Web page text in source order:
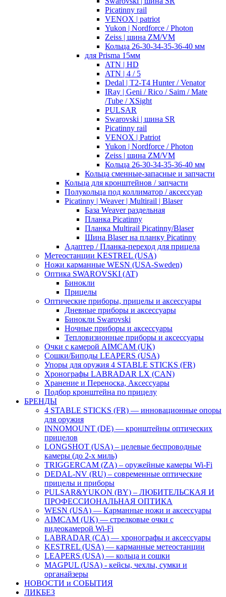
Picatinny rail
VENOX | patriot
Yukon | Nordforce / Photon
Zeiss | шина ZM/VM
Кольца 26-30-34-35-36-40 мм
для Prisma 15мм
ATN | HD
ATN | 4 / 5
Dedal | T2-T4 Hunter / Venator
IRay | Geni / Rico / Saim / Mate
/Tube / XSight
PULSAR
Swarovski | шина SR
Picatinny rail
VENOX | Patriot
Yukon | Nordforce / Photon
Zeiss | шина ZM/VM
Кольца 26-30-34-35-36-40 мм
Кольца сменные-запасные и запчасти
Кольца для кронштейнов / запчасти
Полукольца под коллиматор / аксессуар
Picatinny | Weaver | Multirail | Blaser
База Weaver раздельная
Планка Picatinny
Планка Multirail Picatinny/Blaser
Шина Blaser на планку Picatinny
Адаптер / Планка-переход для прицела
Метеостанции KESTREL (USA)
Ножи карманные WESN (USA-Sweden)
Оптика SWAROVSKI (AT)
Бинокли
Прицелы
Оптические приборы, прицелы и аксессуары
Дневные приборы и аксессуары
Бинокли Swarovski
Ночные приборы и аксессуары
Тепловизионные приборы и аксессуары
Очки с камерой AIMCAM (UK)
Сошки/Биподы LEAPERS (USA)
Упоры для оружия 4 STABLE STICKS (FR)
Хронографы LABRADAR LX (CAN)
Хранение и Переноска, Аксессуары
Подбор кронштейна по прицелу
БРЕНДЫ
4 STABLE STICKS (FR) — инновационные опоры
для оружия
INNOMOUNT (DE) — кронштейны оптических
прицелов
LONGSHOT (USA) – целевые беспроводные
камеры (до 2-х миль)
TRIGGERCAM (ZA) – оружейные камеры Wi-Fi
DEDAL-NV (RU) – современные оптические
прицелы и приборы
PULSAR&YUKON (BY) – ЛЮБИТЕЛЬСКАЯ И
ПРОФЕССИОНАЛЬНАЯ ОПТИКА
WESN (USA) — Карманные ножи и аксессуары
AIMCAM (UK) — стрелковые очки с
видеокамерой Wi-Fi
LABRADAR (CA) — хронографы и аксессуары
KESTREL (USA) — карманные метеостанции
LEAPERS (USA) — кольца и сошки
MAGPUL (USA) - кейсы, чехлы, сумки и
органайзеры
НОВОСТИ и СОБЫТИЯ
ЛИКБЕЗ